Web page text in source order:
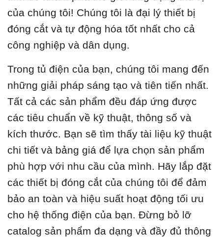
của chúng tôi! Chúng tôi là đại lý thiết bị
đóng cắt và tự động hóa tốt nhất cho cả
công nghiệp và dân dụng.
Trong tủ điện của bạn, chúng tôi mang đến
những giải pháp sáng tạo và tiên tiến nhất.
Tất cả các sản phẩm đều đáp ứng được
các tiêu chuẩn về kỹ thuật, thông số và
kích thước. Bạn sẽ tìm thấy tài liệu kỹ thuật
chi tiết và bảng giá để lựa chọn sản phẩm
phù hợp với nhu cầu của mình. Hãy lắp đặt
các thiết bị đóng cắt của chúng tôi để đảm
bảo an toàn và hiệu suất hoạt động tối ưu
cho hệ thống điện của bạn. Đừng bỏ lỡ
catalog sản phẩm đa dạng và đầy đủ thông